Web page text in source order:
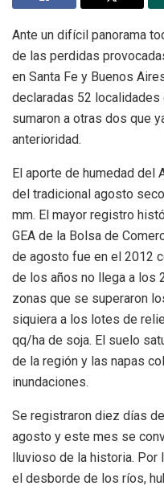
Ante un difícil panorama
de las perdidas
en Santa Fe y Buenos
declaradas 52 localidades
sumaron a otras dos que
anterioridad.
El aporte de humedad del
del tradicional agosto
mm. El mayor registro
GEA de la Bolsa de
de agosto fue en el 2012
de los años no llega a los
zonas que se superaron
siquiera a los lotes de
qq/ha de soja. El suelo
de la región y las napas
inundaciones.
Se registraron diez días
agosto y este mes se
lluvioso de la historia. Por
el desborde de los ríos,